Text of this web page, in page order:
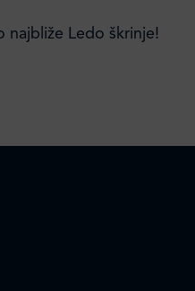
najbliže Ledo škrinje!